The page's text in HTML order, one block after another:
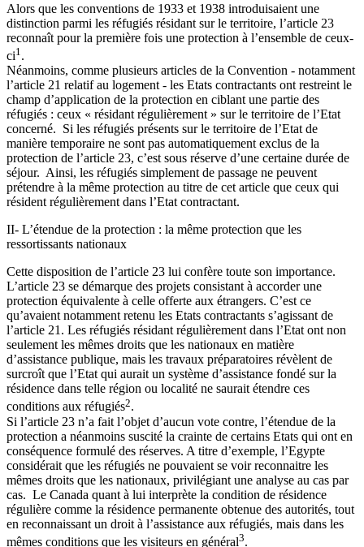
Alors que les conventions de 1933 et 1938 introduisaient une
distinction parmi les réfugiés résidant sur le territoire, l’article 23
reconnaît pour la première fois une protection à l’ensemble de ceux-
ci1 .
Néanmoins, comme plusieurs articles de la Convention - notamment
l’article 21 relatif au logement - les Etats contractants ont restreint le
champ d’application de la protection en ciblant une partie des
réfugiés : ceux « résidant régulièrement » sur le territoire de l’Etat
concerné. Si les réfugiés présents sur le territoire de l’Etat de
manière temporaire ne sont pas automatiquement exclus de la
protection de l’article 23, c’est sous réserve d’une certaine durée de
séjour. Ainsi, les réfugiés simplement de passage ne peuvent
prétendre à la même protection au titre de cet article que ceux qui
résident régulièrement dans l’Etat contractant.
II- L’étendue de la protection : la même protection que les
ressortissants nationaux
Cette disposition de l’article 23 lui confère toute son importance.
L’article 23 se démarque des projets consistant à accorder une
protection équivalente à celle offerte aux étrangers. C’est ce
qu’avaient notamment retenu les Etats contractants s’agissant de
l’article 21. Les réfugiés résidant régulièrement dans l’Etat ont non
seulement les mêmes droits que les nationaux en matière
d’assistance publique, mais les travaux préparatoires révèlent de
surcroît que l’Etat qui aurait un système d’assistance fondé sur la
résidence dans telle région ou localité ne saurait étendre ces
conditions aux réfugiés2.
Si l’article 23 n’a fait l’objet d’aucun vote contre, l’étendue de la
protection a néanmoins suscité la crainte de certains Etats qui ont en
conséquence formulé des réserves. A titre d’exemple, l’Egypte
considérait que les réfugiés ne pouvaient se voir reconnaitre les
mêmes droits que les nationaux, privilégiant une analyse au cas par
cas. Le Canada quant à lui interprète la condition de résidence
régulière comme la résidence permanente obtenue des autorités, tout
en reconnaissant un droit à l’assistance aux réfugiés, mais dans les
mêmes conditions que les visiteurs en général3.